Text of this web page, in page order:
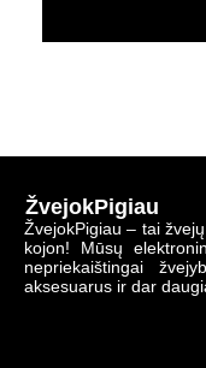
ŽvejokPigiau
ŽvejokPigiau – tai
kojon! Mūsų
nepriekaištingai
aksesuarus ir dar